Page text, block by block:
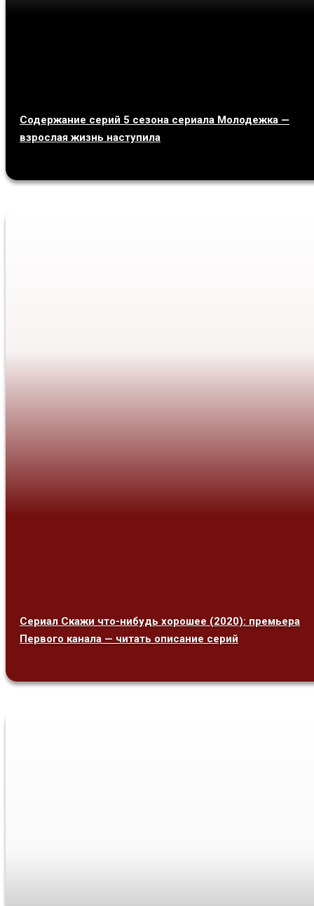
Содержание серий 5 сезона сериала Молодежка —
взрослая жизнь наступила
Сериал Скажи что-нибудь хорошее (2020): премьера
Первого канала — читать описание серий